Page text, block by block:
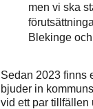
men vi ska
Blekinge
Sedan 2023 finns
bjuder in
vid ett par tillfällen